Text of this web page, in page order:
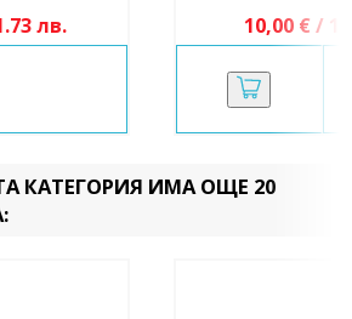
лв. 10,00 € /
КАТЕГОРИЯ ИМА ОЩЕ 20